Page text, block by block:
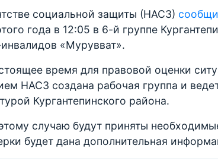
социальной защиты (НАСЗ)
года в 12:05 в 6-й группе
«Мурувват».
время для правовой оценки
НАСЗ создана рабочая группа и
Кургантепинского района.
случаю будут приняты
будет дана дополнительная